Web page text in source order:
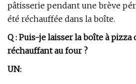
pâtisserie pendant une brève
été réchauffée dans la boîte.
Q : Puis-je laisser la boîte à
réchauffant au four ?
UN: